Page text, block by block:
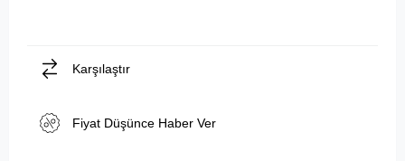
Karşılaştır
Fiyat Düşünce Haber Ver